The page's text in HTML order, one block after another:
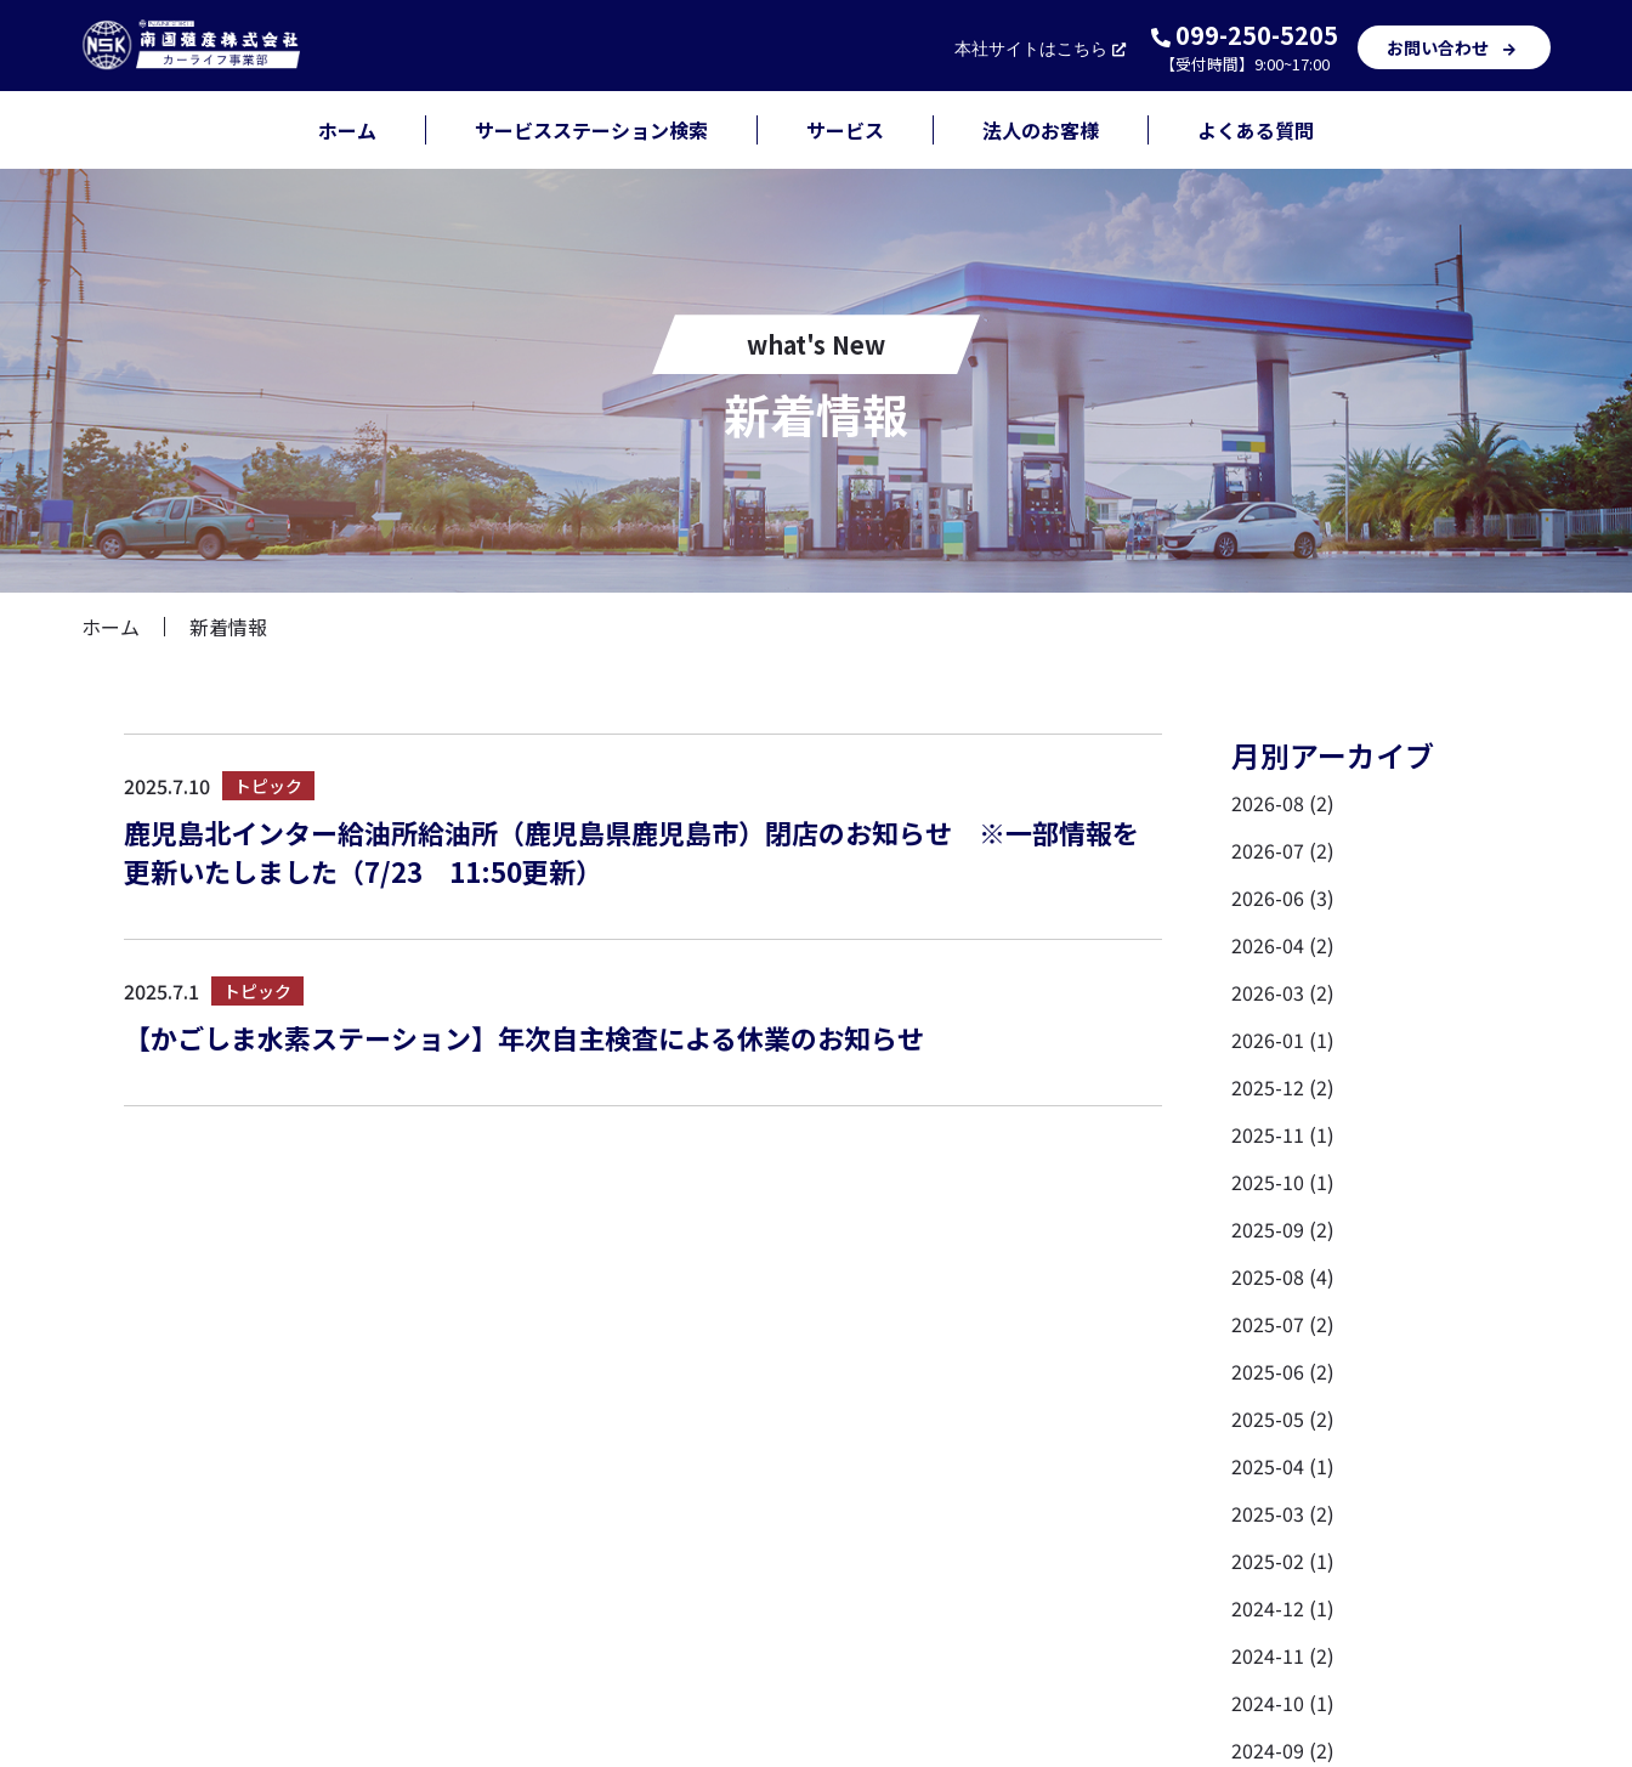
本社サイト はこちら 099-250-5205
【受付時間】9:00~17:00
お問い合わせ
ホーム サービスステーション検索 サービス 法人のお客様 よくある質問
what's New
新着情報
ホーム 新着情報
2025.7.10 トピック
鹿児島北インター給油所給油所（鹿児島県鹿児島市）閉店のお知らせ ※一部情報を
更新いたしました（7/23 11:50更新）
2025.7.1 トピック
【かごしま水素ステーション】年次自主検査による休業のお知らせ
月別アーカイブ
2026-08 (2)
2026-07 (2)
2026-06 (3)
2026-04 (2)
2026-03 (2)
2026-01 (1)
2025-12 (2)
2025-11 (1)
2025-10 (1)
2025-09 (2)
2025-08 (4)
2025-07 (2)
2025-06 (2)
2025-05 (2)
2025-04 (1)
2025-03 (2)
2025-02 (1)
2024-12 (1)
2024-11 (2)
2024-10 (1)
2024-09 (2)